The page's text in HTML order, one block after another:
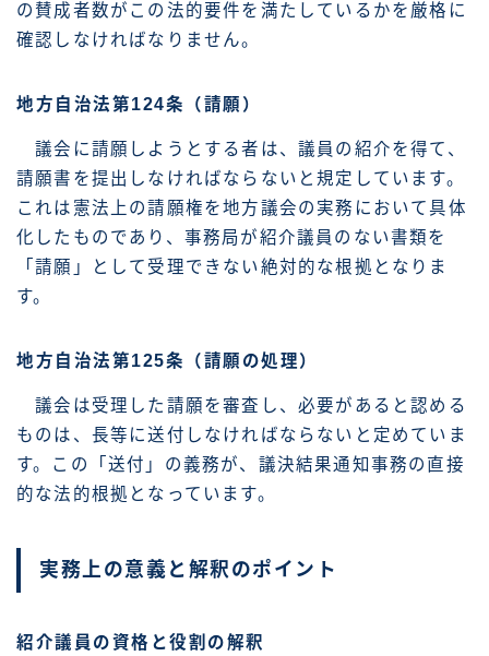
の賛成者数がこの法的要件を満たしているかを厳格に
確認しなければなりません。
地方自治法第124条（請願）
議会に請願しようとする者は、議員の紹介を得て、
請願書を提出しなければならないと規定しています。
これは憲法上の請願権を地方議会の実務において具体
化したものであり、事務局が紹介議員のない書類を
「請願」として受理できない絶対的な根拠となりま
す。
地方自治法第125条（請願の処理）
議会は受理した請願を審査し、必要があると認める
ものは、長等に送付しなければならないと定めていま
す。この「送付」の義務が、議決結果通知事務の直接
的な法的根拠となっています。
実務上の意義と解釈のポイント
紹介議員の資格と役割の解釈